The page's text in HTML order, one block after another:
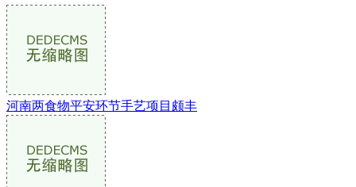
河南两食物平安环节手艺项目颇丰